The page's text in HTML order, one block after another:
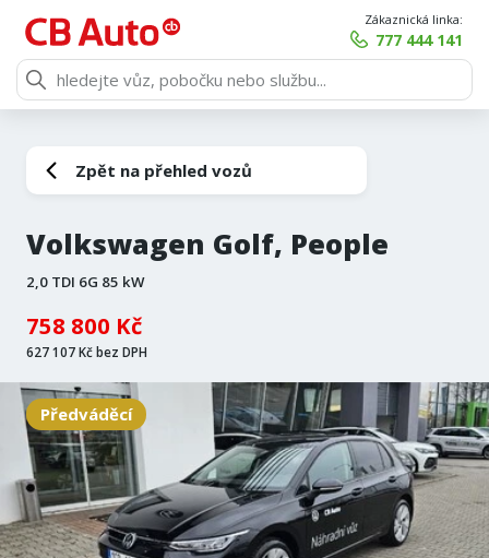
Zákaznická linka:
777 444 141
Zpět na přehled vozů
Volkswagen Golf, People
2,0 TDI 6G 85 kW
758 800 Kč
627 107 Kč bez DPH
Předváděcí